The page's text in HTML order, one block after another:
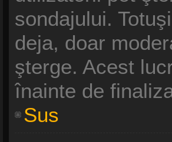
sondajului.
deja, doar
şterge. Acest
înainte de
Sus